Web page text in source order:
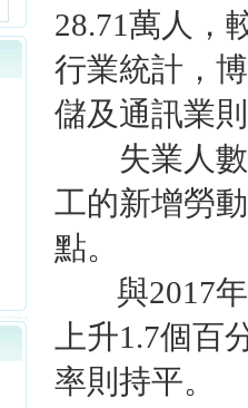
28.71萬人，
行業統計，
儲及通訊業
失業人數
工的新增勞
點。
與2017
上升1.7個
率則持平。